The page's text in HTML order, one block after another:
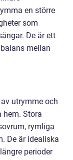
en större
som
De är ett
mellan
utrymme och
Stora
rymliga
De är idealiska
perioder